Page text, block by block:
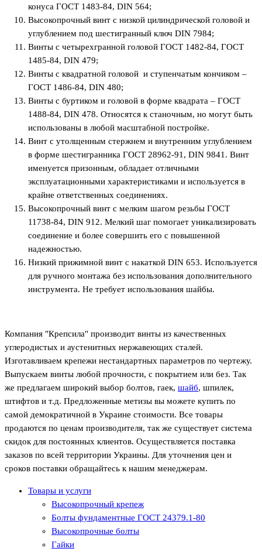
конуса ГОСТ 1483-84, DIN 564;
Высокопрочный винт с низкой цилиндрической головой и
углублением под шестигранный ключ DIN 7984;
Винты с четырехгранной головой ГОСТ 1482-84, ГОСТ
1485-84, DIN 479;
Винты с квадратной головой и ступенчатым кончиком –
ГОСТ 1486-84, DIN 480;
Винты с буртиком и головой в форме квадрата – ГОСТ
1488-84, DIN 478. Относятся к станочным, но могут быть
использованы в любой масштабной постройке.
Винт с утолщенным стержнем и внутренним углублением
в форме шестигранника ГОСТ 28962-91, DIN 9841. Винт
именуется призонным, обладает отличными
эксплуатационными характеристиками и используется в
крайне ответственных соединениях.
Высокопрочный винт с мелким шагом резьбы ГОСТ
11738-84, DIN 912. Мелкий шаг помогает уникализировать
соединение и более совершить его с повышенной
надежностью.
Низкий прижимной винт с накаткой DIN 653. Используется
для ручного монтажа без использования дополнительного
инструмента. Не требует использования шайбы.
Компания "Крепсила" производит винты из качественных
углеродистых и аустенитных нержавеющих сталей.
Изготавливаем крепежи нестандартных параметров по чертежу.
Выпускаем винты любой прочности, с покрытием или без. Так
же предлагаем широкий выбор болтов, гаек, шайб, шпилек,
штифтов и т.д. Предложенные метизы вы можете купить по
самой демократичной в Украине стоимости. Все товары
продаются по ценам производителя, так же существует система
скидок для постоянных клиентов. Осуществляется поставка
заказов по всей территории Украины. Для уточнения цен и
сроков поставки обращайтесь к нашим менеджерам.
Товары и услуги
Высокопрочный крепеж
Болты фундаментные ГОСТ 24379.1-80
Высокопрочные болты
Гайки